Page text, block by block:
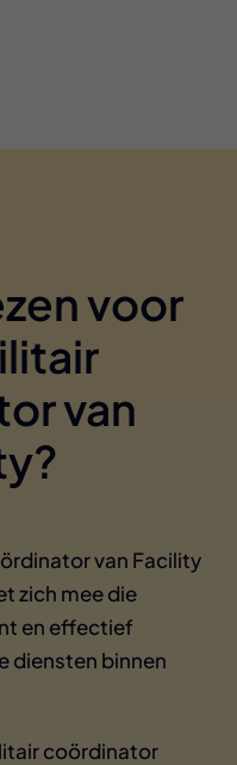
voor
van
van Facility
zich mee die
en effectief
diensten binnen
coördinator